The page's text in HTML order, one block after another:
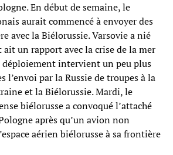
En début de semaine, le
aurait commencé à envoyer des
avec la Biélorussie. Varsovie a nié
un rapport avec la crise de la mer
déploiement intervient un peu plus
l’envoi par la Russie de troupes à la
et la Biélorussie. Mardi, le
biélorusse a convoqué l’attaché
après qu’un avion non
aérien biélorusse à sa frontière